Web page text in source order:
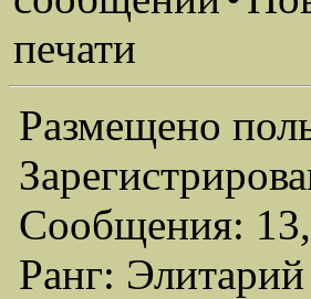
печати
Размещено
Сообщения:
Ранг: